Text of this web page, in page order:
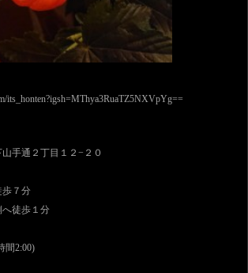
its_honten?igsh=MThya3RuaTZ5NXVpYg==
手通２丁目１２−２０
歩７分
徒歩１分
間2:00)